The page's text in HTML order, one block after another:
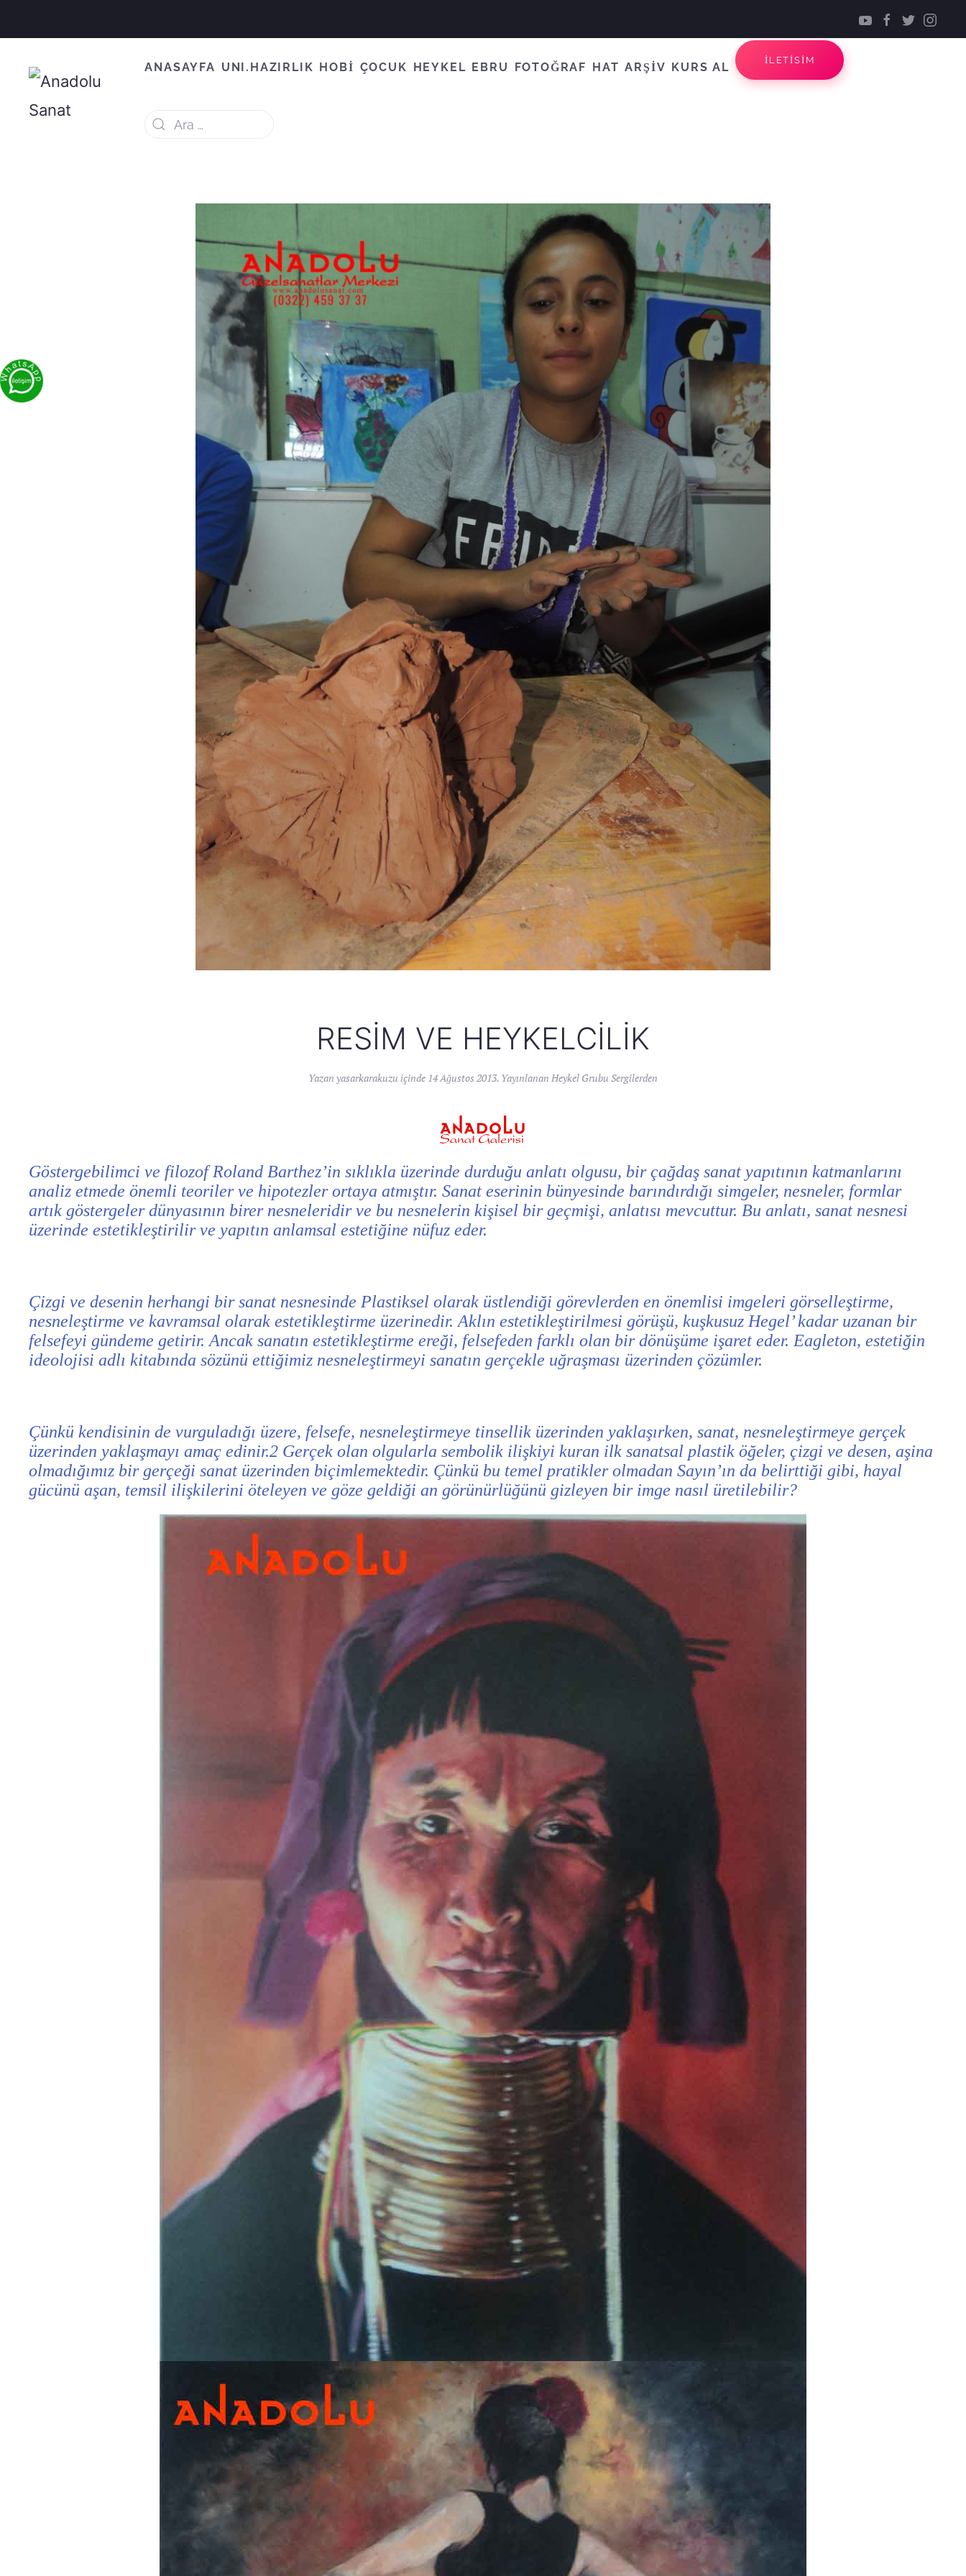
ANASAYFA UNI.HAZIRLIK HOBİ ÇOCUK HEYKEL EBRU FOTOĞRAF HAT ARŞİV KURS AL
İLETİSİM
RESIM VE HEYKELCILIK
Yazan yasarkarakuzu içinde 14 Ağustos 2013. Yayınlanan Heykel Grubu Sergilerden
Göstergebilimci ve filozof Roland Barthez’in sıklıkla üzerinde durduğu anlatı olgusu, bir çağdaş sanat yapıtının katmanlarını
analiz etmede önemli teoriler ve hipotezler ortaya atmıştır. Sanat eserinin bünyesinde barındırdığı simgeler, nesneler, formlar
artık göstergeler dünyasının birer nesneleridir ve bu nesnelerin kişisel bir geçmişi, anlatısı mevcuttur. Bu anlatı, sanat nesnesi
üzerinde estetikleştirilir ve yapıtın anlamsal estetiğine nüfuz eder.
Çizgi ve desenin herhangi bir sanat nesnesinde Plastiksel olarak üstlendiği görevlerden en önemlisi imgeleri görselleştirme,
nesneleştirme ve kavramsal olarak estetikleştirme üzerinedir. Aklın estetikleştirilmesi görüşü, kuşkusuz Hegel’ kadar uzanan bir
felsefeyi gündeme getirir. Ancak sanatın estetikleştirme ereği, felsefeden farklı olan bir dönüşüme işaret eder. Eagleton, estetiğin
ideolojisi adlı kitabında sözünü ettiğimiz nesneleştirmeyi sanatın gerçekle uğraşması üzerinden çözümler.
Çünkü kendisinin de vurguladığı üzere, felsefe, nesneleştirmeye tinsellik üzerinden yaklaşırken, sanat, nesneleştirmeye gerçek
üzerinden yaklaşmayı amaç edinir.2 Gerçek olan olgularla sembolik ilişkiyi kuran ilk sanatsal plastik öğeler, çizgi ve desen, aşina
olmadığımız bir gerçeği sanat üzerinden biçimlemektedir. Çünkü bu temel pratikler olmadan Sayın’ın da belirttiği gibi, hayal
gücünü aşan, temsil ilişkilerini öteleyen ve göze geldiği an görünürlüğünü gizleyen bir imge nasıl üretilebilir?